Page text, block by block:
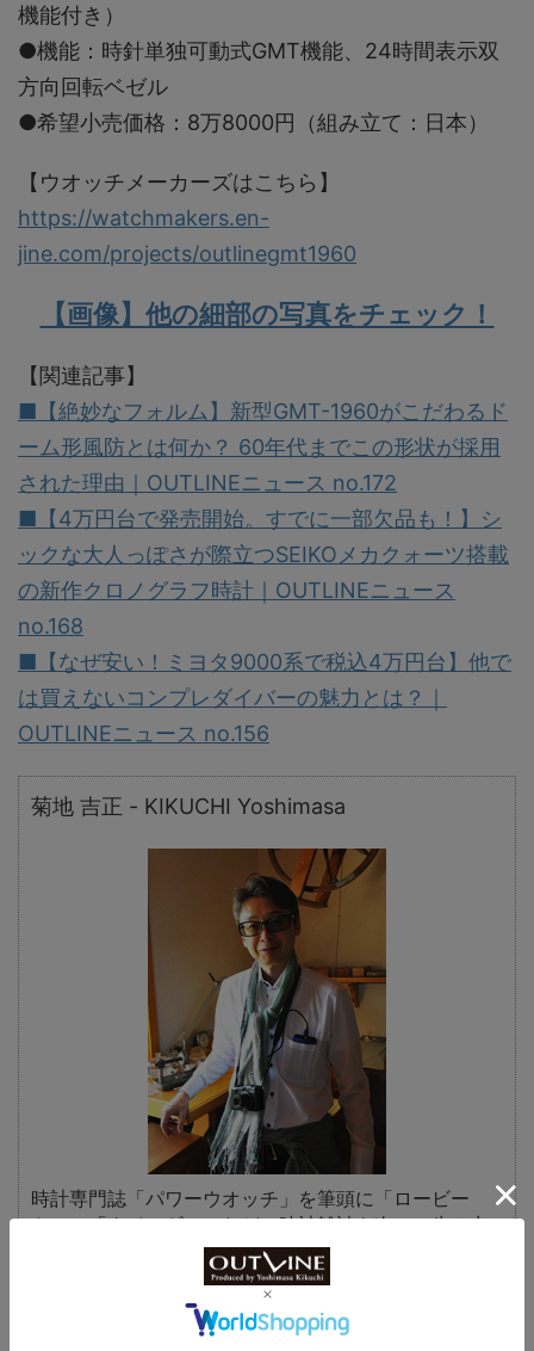
機能付き）
●機能：時針単独可動式GMT機能、24時間表示双
方向回転ベゼル
●希望小売価格：8万8000円（組み立て：日本）
【ウオッチメーカーズはこちら】
https://watchmakers.en-
jine.com/projects/outlinegmt1960
【画像】他の細部の写真をチェック！
【関連記事】
■【絶妙なフォルム】新型GMT-1960がこだわるド
ーム形風防とは何か？ 60年代までこの形状が採用
された理由｜OUTLINEニュース no.172
■【4万円台で発売開始。すでに一部欠品も！】シ
ックな大人っぽさが際立つSEIKOメカクォーツ搭載
の新作クロノグラフ時計｜OUTLINEニュース
no.168
■【なぜ安い！ミヨタ9000系で税込4万円台】他で
は買えないコンプレダイバーの魅力とは？｜
OUTLINEニュース no.156
菊地 吉正 - KIKUCHI Yoshimasa
時計専門誌「パワーウオッチ」を筆頭に「ロービー
ト」、「タイムギア」などの時計雑誌を次々に生み出
す。現在、発行人兼総編集長として刊行数は年間20冊
以上にのぼる。また、近年では、業界初の時計専門の
クラウドファンディングサイト「WATCH Makers」を
開設。さらには、アンティークウオッチのテイストを